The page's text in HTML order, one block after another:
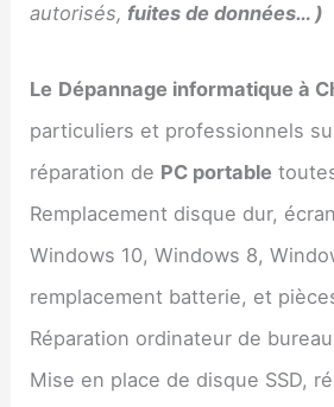
autorisés, fuites de données… )
Le Dépannage informatique à
particuliers et professionnels
réparation de PC portable
Remplacement disque dur,
Windows 10, Windows 8,
remplacement batterie, et
Réparation ordinateur de
Mise en place de disque SSD,